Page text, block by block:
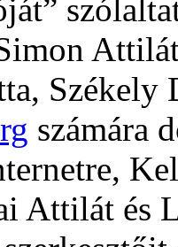
Székely
számára
Attilát és